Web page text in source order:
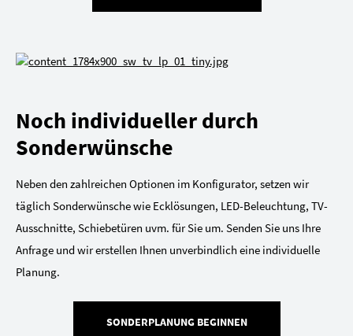
Noch individueller durch
Sonderwünsche
Neben den zahlreichen Optionen im Konfigurator, setzen wir
täglich Sonderwünsche wie Ecklösungen, LED-Beleuchtung, TV-
Ausschnitte, Schiebetüren uvm. für Sie um. Senden Sie uns Ihre
Anfrage und wir erstellen Ihnen unverbindlich eine individuelle
Planung.
SONDERPLANUNG BEGINNEN